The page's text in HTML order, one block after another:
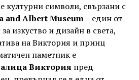
културни символи, свързани с
and Albert Museum– един от
изкуство и дизайн в света,
на Виктория и принц
паметник е
Виктория пред